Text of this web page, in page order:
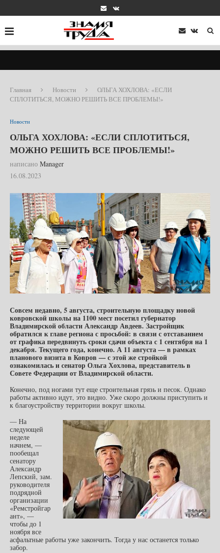
Главная Новости
ОЛЬГА ХОХЛОВА: «ЕСЛИ
СПЛОТИТЬСЯ, МОЖНО РЕШИТЬ ВСЕ ПРОБЛЕМЫ!»
Новости
ОЛЬГА ХОХЛОВА: «ЕСЛИ СПЛОТИТЬСЯ,
МОЖНО РЕШИТЬ ВСЕ ПРОБЛЕМЫ!»
написано Manager
16.08.2023
Совсем недавно, 5 августа, строительную площадку новой
ковровской школы на 1100 мест посетил губернатор
Владимирской области Александр Авдеев. Застройщик
обратился к главе региона с просьбой: в связи с отставанием
от графика передвинуть сроки сдачи объекта с 1 сентября на 1
декабря. Текущего года, конечно. А 11 августа — в рамках
планового визита в Ковров — с этой же стройкой
ознакомилась и сенатор Ольга Хохлова, представитель в
Совете Федерации от Владимирской области.
Конечно, под ногами тут еще строительная грязь и песок. Однако
работы активно идут, это видно. Уже скоро должны приступить и
к благоустройству территории вокруг школы.
— На
следующей
неделе
начнем, —
пообещал
сенатору
Александр
Лепский, зам.
руководителя
подрядной
организации
«Ремстройгар
ант», —
чтобы до 1
ноября все
асфальтные работы уже закончить. Тогда у нас останется только
забор.